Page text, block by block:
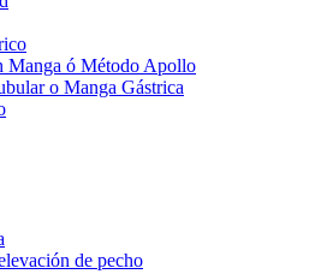
Manga ó Método Apollo
o Manga Gástrica
de pecho